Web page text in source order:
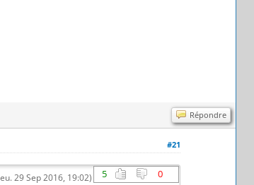
Répondre
#21
5 0
29 Sep 2016, 19:02)